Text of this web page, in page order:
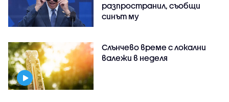
разпространил, съобщи
синът му
Слънчево време с локални
валежи в неделя